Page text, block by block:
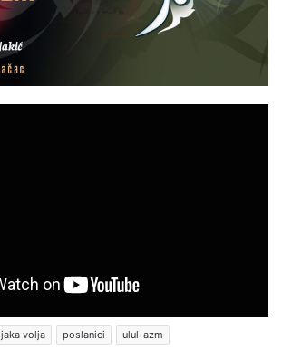
jaka volja poslanici ulul-azm